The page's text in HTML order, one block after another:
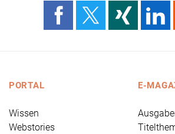
PORTAL
Wissen
Webstories
E-